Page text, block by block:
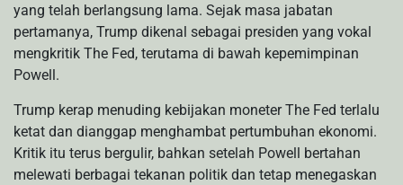
yang telah berlangsung lama. Sejak masa jabatan
pertamanya, Trump dikenal sebagai presiden yang vokal
mengkritik The Fed, terutama di bawah kepemimpinan
Powell.
Trump kerap menuding kebijakan moneter The Fed terlalu
ketat dan dianggap menghambat pertumbuhan ekonomi.
Kritik itu terus bergulir, bahkan setelah Powell bertahan
melewati berbagai tekanan politik dan tetap menegaskan